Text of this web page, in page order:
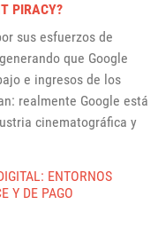
PIRACY?
sus esfuerzos de
que Google
e ingresos de los
realmente Google está
cinematográfica y
ENTORNOS
Y DE PAGO